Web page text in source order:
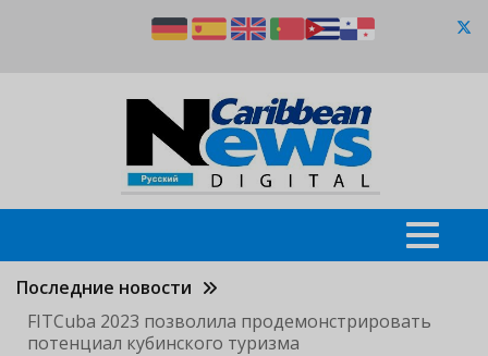
Последние новости
FITCuba 2023 позволила продемонстрировать
потенциал кубинского туризма